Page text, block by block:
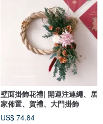
壁面掛飾花禮| 開運注連繩、居
家佈置、賀禮、大門掛飾
US$ 74.84